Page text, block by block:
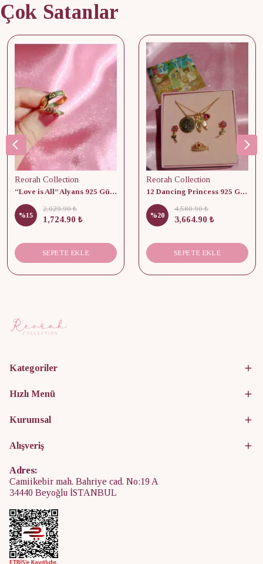
Çok Satanlar
Reorah Collection
“Love is All” Alyans 925 Gümüş - Medium Beden
%15
2,029.90 ₺
1,724.90 ₺
SEPETE EKLE
Reorah Collection
12 Dancing Princess 925 Gümüş/ Kolye, Küpe ve Yüzük Set
%20
4,580.90 ₺
3,664.90 ₺
SEPETE EKLE
Kategoriler
Hızlı Menü
Kurumsal
Alışveriş
Adres:
Camiikebir mah. Bahriye cad. No:19 A
34440 Beyoğlu İSTANBUL